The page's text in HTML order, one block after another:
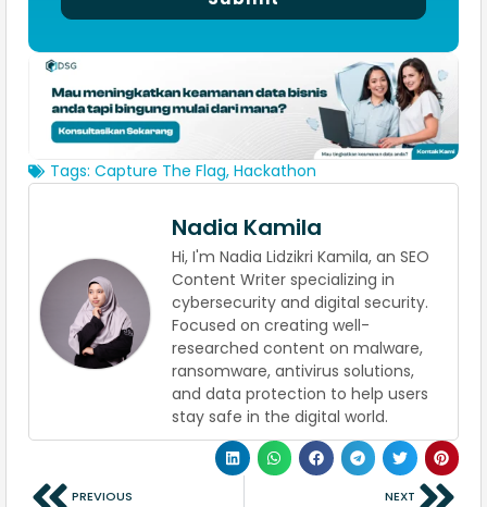
Tags: Capture The Flag, Hackathon
Nadia Kamila
Hi, I'm Nadia Lidzikri Kamila, an SEO
Content Writer specializing in
cybersecurity and digital security.
Focused on creating well-
researched content on malware,
ransomware, antivirus solutions,
and data protection to help users
stay safe in the digital world.
PREVIOUS NEXT